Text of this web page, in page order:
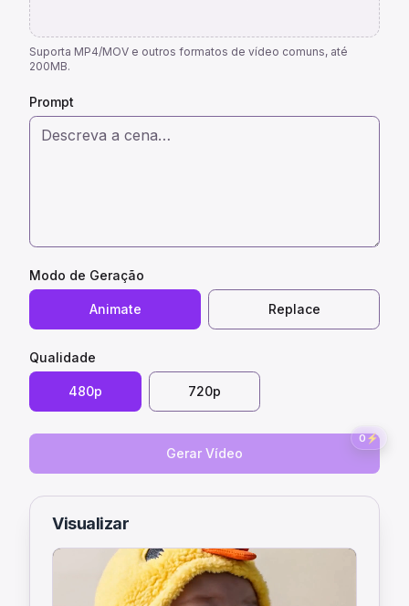
Suporta MP4/MOV e outros formatos de vídeo comuns, até
200MB.
Prompt
Modo de Geração
Animate Replace
Qualidade
480p 720p
0 ⚡
Gerar Vídeo
Visualizar